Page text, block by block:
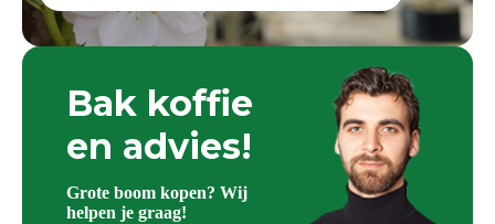
Bak koffie
en advies!
Grote boom kopen? Wij
helpen je graag!